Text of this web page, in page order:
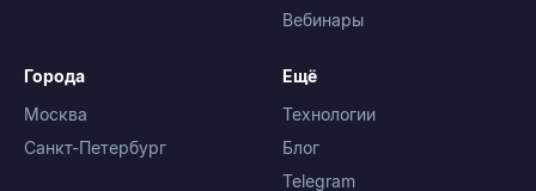
Вебинары
Города
Москва
Санкт-Петербург
Ещё
Технологии
Блог
Telegram